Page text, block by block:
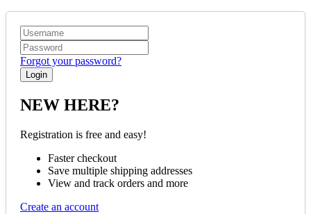
Forgot your password?
NEW HERE?
Registration is free and easy!
Faster checkout
Save multiple shipping addresses
View and track orders and more
Create an account